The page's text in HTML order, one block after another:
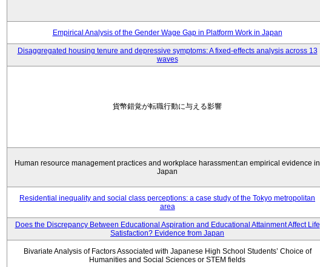
Empirical Analysis of the Gender Wage Gap in Platform Work in Japan
Disaggregated housing tenure and depressive symptoms: A fixed-effects analysis across 13
waves
貨幣錯覚が転職行動に与える影響
Human resource management practices and workplace harassment:an empirical evidence in
Japan
Residential inequality and social class perceptions: a case study of the Tokyo metropolitan
area
Does the Discrepancy Between Educational Aspiration and Educational Attainment Affect Life
Satisfaction? Evidence from Japan
Bivariate Analysis of Factors Associated with Japanese High School Students’ Choice of
Humanities and Social Sciences or STEM fields